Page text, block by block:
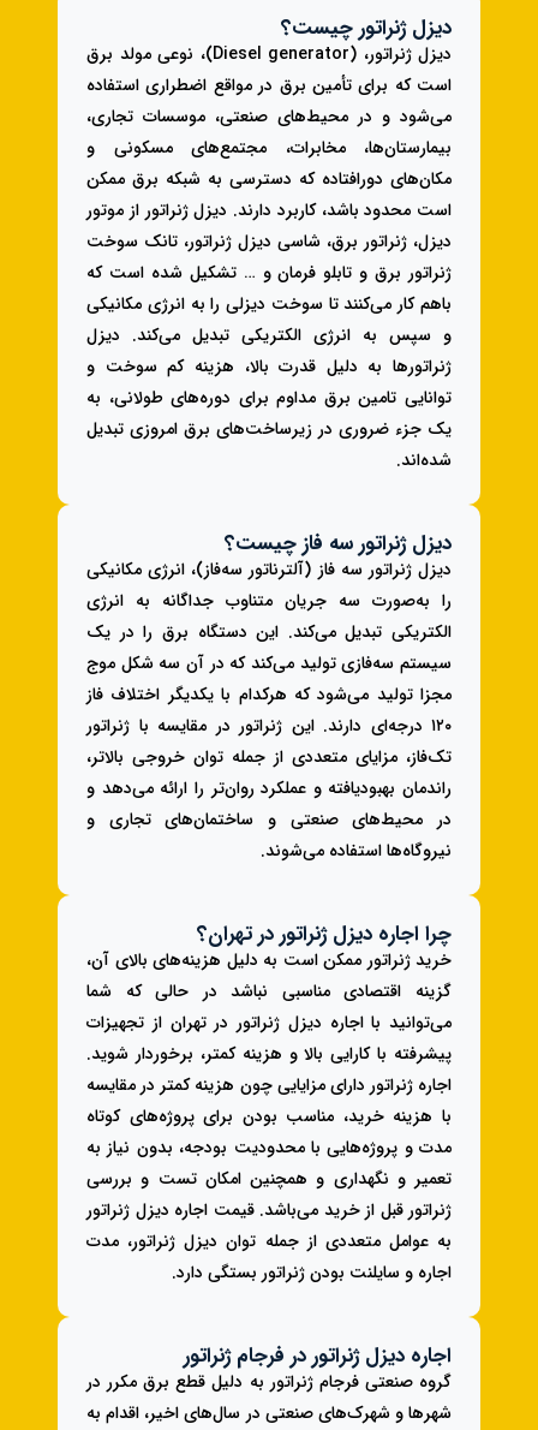
دیزل ژنراتور چیست؟
دیزل ژنراتور، (Diesel generator)، نوعی مولد برق
است که برای تأمین برق در مواقع اضطراری استفاده
می‌شود و در محیط‌های صنعتی، موسسات تجاری،
بیمارستان‌ها، مخابرات، مجتمع‌های مسکونی و
مکان‌های دورافتاده که دسترسی به شبکه برق ممکن
است محدود باشد، کاربرد دارند. دیزل ژنراتور از موتور
دیزل، ژنراتور برق، شاسی دیزل ژنراتور، تانک سوخت
ژنراتور برق و تابلو فرمان و … تشکیل شده است که
باهم کار می‌کنند تا سوخت دیزلی را به انرژی مکانیکی
و سپس به انرژی الکتریکی تبدیل می‌کند. دیزل
ژنراتورها به دلیل قدرت بالا، هزینه کم سوخت و
توانایی تامین برق مداوم برای دوره‌های طولانی، به
یک جزء ضروری در زیرساخت‌های برق امروزی تبدیل
شده‌اند.
دیزل ژنراتور سه فاز چیست؟
دیزل ژنراتور سه فاز (آلترناتور سه‌فاز)، انرژی مکانیکی
را به‌صورت سه جریان متناوب جداگانه به انرژی
الکتریکی تبدیل می‌کند. این دستگاه برق را در یک
سیستم سه‌فازی تولید می‌کند که در آن سه شکل موج
مجزا تولید می‌شود که هرکدام با یکدیگر اختلاف فاز
۱۲۰ درجه‌ای دارند. این ژنراتور در مقایسه با ژنراتور
تک‌فاز، مزایای متعددی از جمله توان خروجی بالاتر،
راندمان بهبودیافته و عملکرد روان‌تر را ارائه می‌دهد و
در محیط‌های صنعتی و ساختمان‌های تجاری و
نیروگاه‌ها استفاده می‌شوند.
چرا اجاره دیزل ژنراتور در تهران؟
خرید ژنراتور ممکن است به دلیل هزینه‌های بالای آن،
گزینه اقتصادی مناسبی نباشد در حالی که شما
می‌توانید با اجاره دیزل ژنراتور در تهران از تجهیزات
پیشرفته با کارایی بالا و هزینه کمتر، برخوردار شوید.
اجاره ژنراتور دارای مزایایی چون هزینه کمتر در مقایسه
با هزینه خرید، مناسب بودن برای پروژه‌های کوتاه
مدت و پروژه‌هایی با محدودیت بودجه، بدون نیاز به
تعمیر و نگهداری و همچنین امکان تست و بررسی
ژنراتور قبل از خرید می‌باشد. قیمت اجاره دیزل ژنراتور
به عوامل متعددی از جمله توان دیزل ژنراتور، مدت
اجاره و سایلنت بودن ژنراتور بستگی دارد.
اجاره دیزل ژنراتور در فرجام ژنراتور
گروه صنعتی فرجام ژنراتور به دلیل قطع برق مکرر در
شهرها و شهرک‌های صنعتی در سال‌های اخیر، اقدام به